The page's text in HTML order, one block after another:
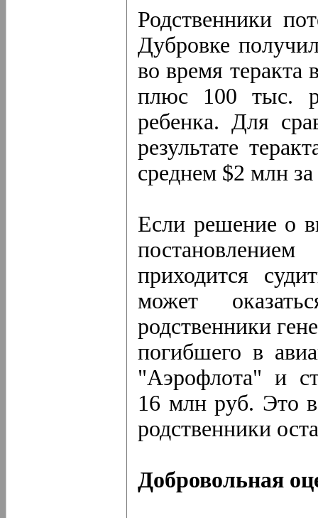
Родственники
Дубровке
во время теракта
плюс 100 тыс.
ребенка. Для
результате
среднем $2 млн
Если решение о
приходится
может
родственники
погибшего в
"Аэрофлота" и
16 млн руб. Это
родственники
Добровольная